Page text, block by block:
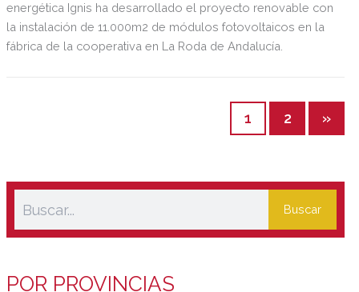
energética Ignis ha desarrollado el proyecto renovable con
la instalación de 11.000m2 de módulos fotovoltaicos en la
fábrica de la cooperativa en La Roda de Andalucía.
1 2 »
Buscar
POR PROVINCIAS